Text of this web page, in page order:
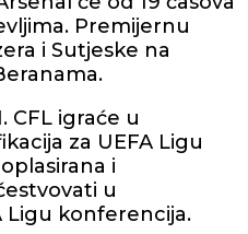
Premijernu
i Sutjeske na
CFL igraće u
za UEFA Ligu
i
u
Ligu konferencija.